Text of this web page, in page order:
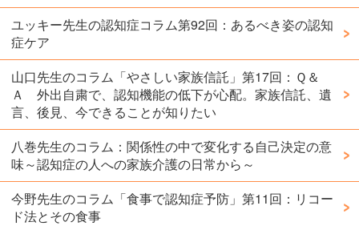
ユッキー先生の認知症コラム第92回：あるべき姿の認知
症ケア
山口先生のコラム「やさしい家族信託」第17回：Ｑ＆
Ａ 外出自粛で、認知機能の低下が心配。家族信託、遺
言、後見、今できることが知りたい
八巻先生のコラム：関係性の中で変化する自己決定の意
味～認知症の人への家族介護の日常から～
今野先生のコラム「食事で認知症予防」第11回：リコー
ド法とその食事